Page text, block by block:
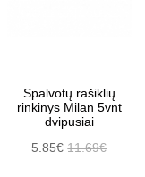
Spalvotų rašiklių
rinkinys Milan 5vnt
dvipusiai
5.85€11.69€